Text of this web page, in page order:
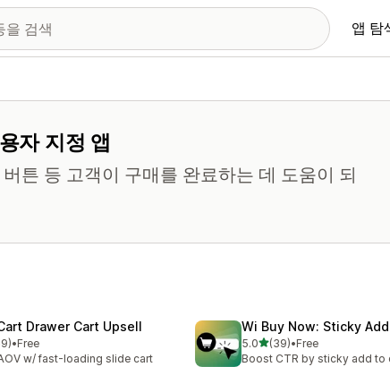
앱 탐
자 지정 앱
튼 등 고객이 구매를 완료하는 데 도움이 되
Drawer Cart Upsell
중
개
•Free
w/ fast-loading slide cart
Wi Buy Now: Sticky
5.0별 5개 중
(39)
총 리뷰 39개
•Free
Boost CTR by sticky add to